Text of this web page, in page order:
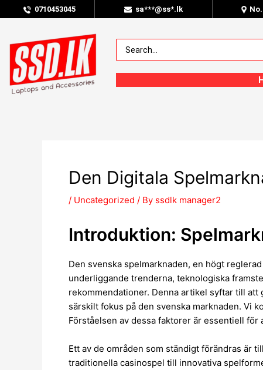
0710453045 sa***@ss*.lk No
Den Digitala
/ Uncategorized / By ssdlk manager2
Introduktion:
Den svenska spelmarknaden, en högt
underliggande trenderna, teknologiska
rekommendationer. Denna artikel syftar till
särskilt fokus på den svenska marknaden. Vi
Förståelsen av dessa faktorer är essentiell
Ett av de områden som ständigt förändras är
traditionella casinospel till innovativa